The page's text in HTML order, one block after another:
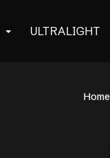
ULTRALIGHT
Home